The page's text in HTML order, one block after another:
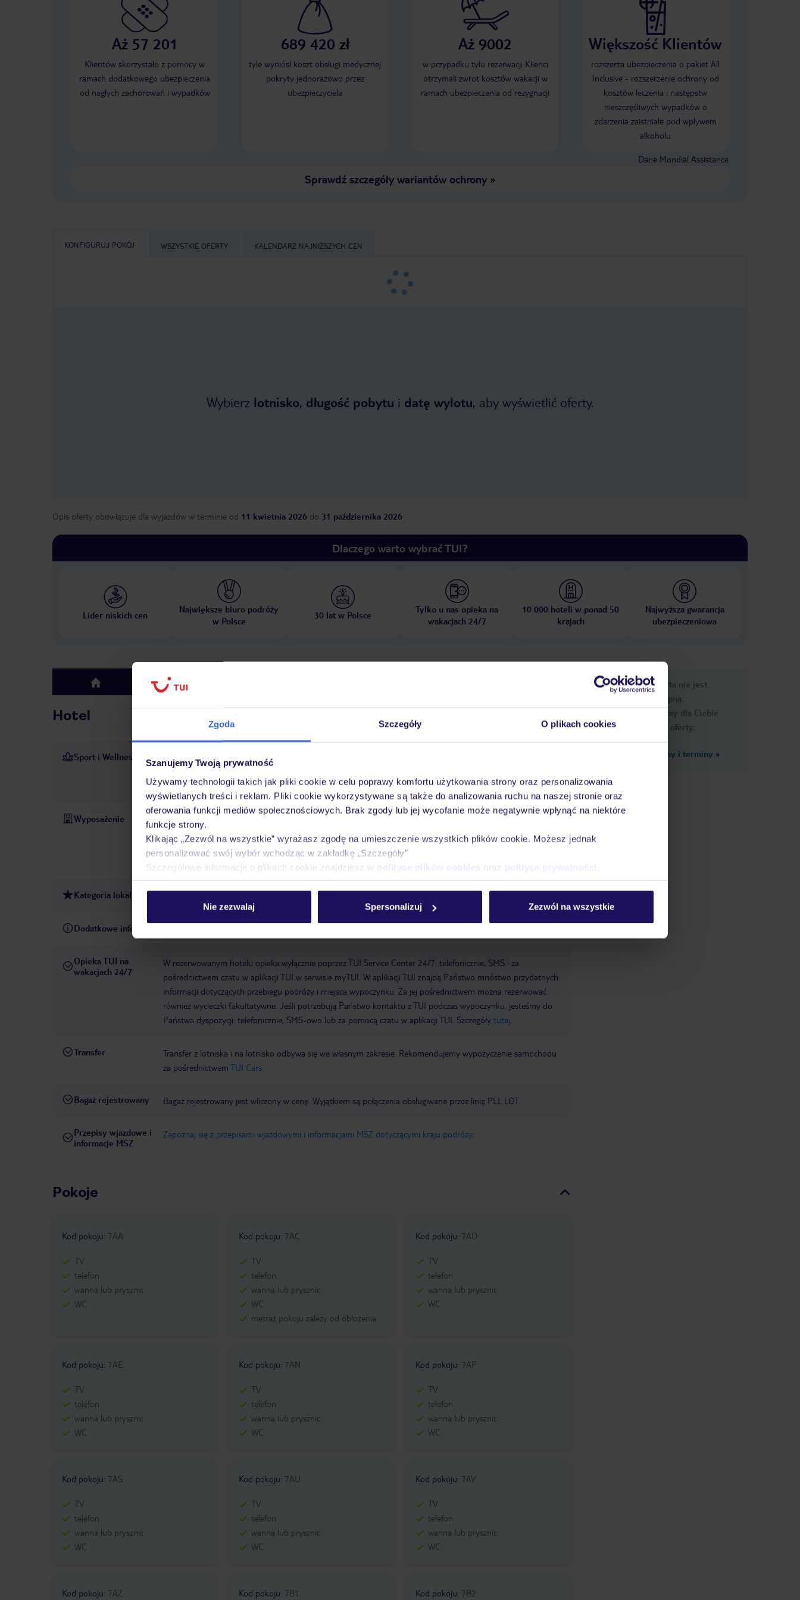
Zgoda Szczegóły O plikach cookies
Szanujemy Twoją prywatność
Używamy technologii takich jak pliki cookie w celu poprawy komfortu użytkowania strony oraz personalizowania
wyświetlanych treści i reklam. Pliki cookie wykorzystywane są także do analizowania ruchu na naszej stronie oraz
oferowania funkcji mediów społecznościowych. Brak zgody lub jej wycofanie może negatywnie wpłynąć na niektóre
funkcje strony.
Klikając „Zezwól na wszystkie” wyrażasz zgodę na umieszczenie wszystkich plików cookie. Możesz jednak
personalizować swój wybór wchodząc w zakładkę „Szczegóły”
Szczegółowe informacje o plikach cookie znajdziesz w polityce plików cookies oraz polityce prywatności
Nie zezwalaj Spersonalizuj Zezwól na wszystkie
Aż 57 201
Klientów skorzystało z pomocy w
ramach dodatkowego ubezpieczenia
od nagłych zachorowań i wypadków
689 420 zł
tyle wyniósł koszt obsługi medycznej
pokryty jednorazowo przez
ubezpieczyciela
Aż 9002
w przypadku tylu rezerwacji Klienci
otrzymali zwrot kosztów wakacji w
ramach ubezpieczenia od rezygnacji
Większość Klientów
rozszerza ubezpieczenia o pakiet All
Inclusive - rozszerzenie ochrony od
kosztów leczenia i następstw
nieszczęśliwych wypadków o
zdarzenia zaistniałe pod wpływem
alkoholu
Dane Mondial Assistance
Sprawdź szczegóły wariantów ochrony»
KONFIGURUJ POKÓJ WSZYSTKIE OFERTY KALENDARZ NAJNIŻSZYCH CEN
Wybierz lotnisko, długość pobytu i datę wylotu, aby wyświetlić oferty.
Opis oferty obowiązuje dla wyjazdów w terminie od 11 kwietnia 2026 do 31 października 2026
Dlaczego warto wybrać TUI?
Lider niskich cen
Największe biuro podróży
w Polsce
30 lat w Polsce
Tylko u nas opieka na
wakacjach 24/7
10 000 hoteli w ponad 50
krajach
Najwyższa gwarancja
ubezpieczeniowa
top Hotel
Hotel
Sport i Wellness
Szeroki wybór zajęć sportowych i rozrywkowych zapewnia elastyczne możliwości spędzania wolnego czasu.
górskie, siłownia i solarium.
Wypożyczalnia rowerów Sala fitness
Wyposażenie Recepcja 24h
hotelu: 1964
Sejf w hotelu WLAN/WiFi w hotelu Ostatni remont generalny: 2024 winda
liczba wind:
taras słoneczny całkowita liczba pokoi: 99
metody płatności: American Express, Diners Club, EC
Maestro, Mastercard, Visa
Kategoria lokalna
Dodatkowe informacje
Opieka TUI na
wakacjach 24/7
W rezerwowanym hotelu opieka wyłącznie poprzez TUI Service Center 24/7: telefonicznie, SMS i za
pośrednictwem czatu w aplikacji TUI w serwisie myTUI. W aplikacji TUI znajdą Państwo mnóstwo przydatnych
informacji dotyczących przebiegu podróży i miejsca wypoczynku. Za jej pośrednictwem można rezerwować
również wycieczki fakultatywne. Jeśli potrzebują Państwo kontaktu z TUI podczas wypoczynku, jesteśmy do
Państwa dyspozycji: telefonicznie, SMS-owo lub za pomocą czatu w aplikacji TUI. Szczegóły tutaj
Transfer
Transfer z lotniska i na lotnisko odbywa się we własnym zakresie. Rekomendujemy wypożyczenie samochodu
za pośrednictwem TUI Cars.
Bagaż rejestrowany Bagaż rejestrowany jest wliczony w cenę. Wyjątkiem są połączenia obsługiwane przez linię PLL LOT.
Przepisy wjazdowe i
informacje MSZ
Zapoznaj się z przepisami wjazdowymi i informacjami MSZ dotyczącymi kraju podróży.
Pokoje
Kod pokoju: 7AA
TV
telefon
wanna lub prysznic
WC
Kod pokoju: 7AC
TV
telefon
wanna lub prysznic
WC
metraż pokoju zależy od obłożenia
Kod pokoju: 7AD
TV
telefon
wanna lub prysznic
WC
Kod pokoju: 7AE
TV
telefon
wanna lub prysznic
WC
Kod pokoju: 7AN
TV
telefon
wanna lub prysznic
WC
Kod pokoju: 7AP
TV
telefon
wanna lub prysznic
WC
Kod pokoju: 7AS
TV
telefon
wanna lub prysznic
WC
Kod pokoju: 7AU
TV
telefon
wanna lub prysznic
WC
Kod pokoju: 7AV
TV
telefon
wanna lub prysznic
WC
Kod pokoju: 7AZ Kod pokoju: 7B1 Kod pokoju: 7B2
Ups, ta oferta nie jest
dostępna.
Przygotowaliśmy dla Ciebie
podobne oferty:
Zobacz inne ceny i terminy »